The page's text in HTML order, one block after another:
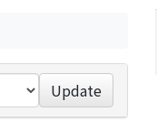
Update